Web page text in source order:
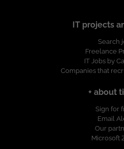
IT projects
Search
Freelance
IT Jobs by
Companies that
+ about
Sign for
Email
Our
Microsoft